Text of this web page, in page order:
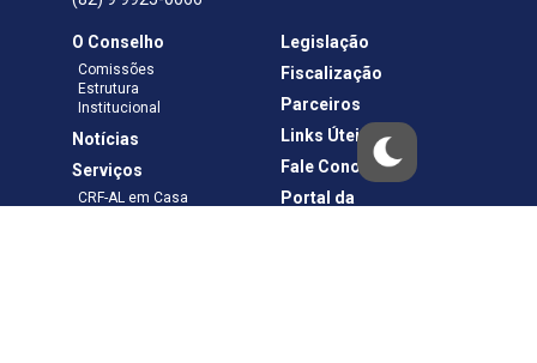
O Conselho
Comissões
Estrutura
Institucional
Notícias
Serviços
CRF-AL em Casa
Legislação
Fiscalização
Parceiros
Links Úteis
Fale Conosco
Portal da